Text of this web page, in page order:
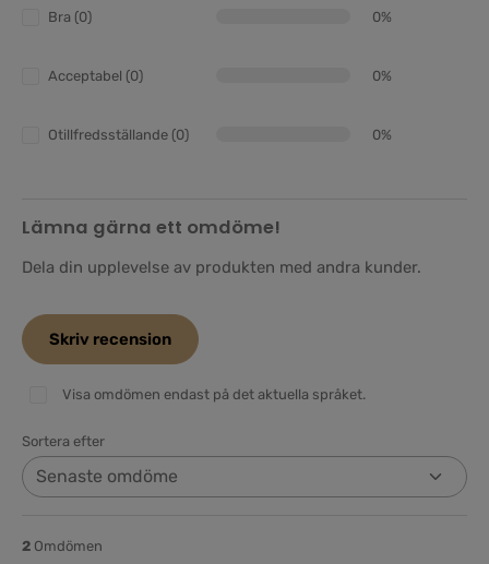
Bra (0) 0%
Acceptabel (0) 0%
Otillfredsställande (0) 0%
Lämna gärna ett omdöme!
Dela din upplevelse av produkten med andra kunder.
Skriv recension
Visa omdömen endast på det aktuella språket.
Sortera efter
2 Omdömen